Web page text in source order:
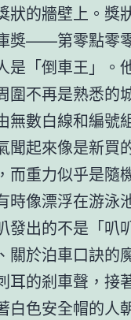
狀的牆壁上。獎
獎——第零點零
是「倒車王」。
圍不再是熟悉的
無數白線和編號
聞起來像是新買
而重力似乎是隨
時像漂浮在游泳
發出的不是「叭
關於泊車口訣的
耳的剎車聲，接
白色安全帽的人